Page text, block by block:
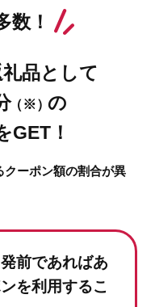
数！
品として
（※）の
GET！
ーポン額の割合が異
前であればあ
を利用するこ